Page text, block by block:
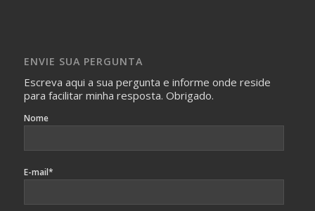
identificação da pessoa fotografada.
ENVIE SUA PERGUNTA
Escreva aqui a sua pergunta e informe onde reside
para facilitar minha resposta. Obrigado.
Nome
E-mail*